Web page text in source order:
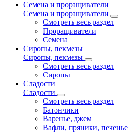
Семена и проращиватели
Семена и проращиватели
Смотреть весь раздел
Проращиватели
Семена
Сиропы, пекмезы
Сиропы, пекмезы
Смотреть весь раздел
Сиропы
Сладости
Сладости
Смотреть весь раздел
Батончики
Варенье, джем
Вафли, пряники, печенье